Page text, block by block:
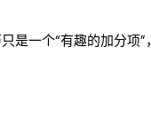
是一个“有趣的加分项